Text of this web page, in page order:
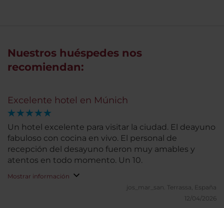
Nuestros huéspedes nos
recomiendan:
Excelente hotel en Múnich
Un hotel excelente para visitar la ciudad. El deayuno
fabuloso con cocina en vivo. El personal de
recepción del desayuno fueron muy amables y
atentos en todo momento. Un 10.
Mostrar información
jos_mar_san. Terrassa, España
12/04/2026